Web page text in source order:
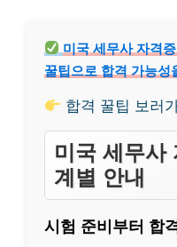
미국 세무사 자격
꿀팁으로 합격 가능성
합격 꿀팁 보러
미국 세무사
계별 안내
시험 준비부터 합